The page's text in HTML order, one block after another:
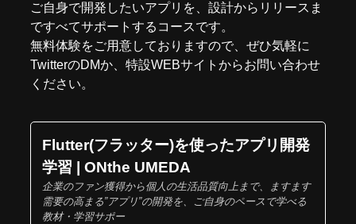
ご自身で開発したいアプリを、設計からリリースま
ですべてサポートするコースです。
無料体験をご用意しておりますので、ぜひ気軽に
TwitterのDMか、 特設WEBサイト からお問い合わせ
ください。
Flutter(フラッター)を使ったアプリ開発
学習 | ONthe UMEDA
企業のファン獲得から個人の生活品質向上まで、ますます
需要の高まる”アプリ”の開発を、ご自身のペースで学べる
教材・学習サポー